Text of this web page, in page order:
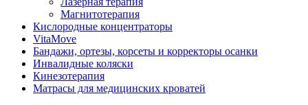
Магнитотерапия
Кислородные концентраторы
VitaMove
Бандажи, ортезы, корсеты и корректоры осанки
Инвалидные коляски
Кинезотерапия
Матрасы для медицинских кроватей